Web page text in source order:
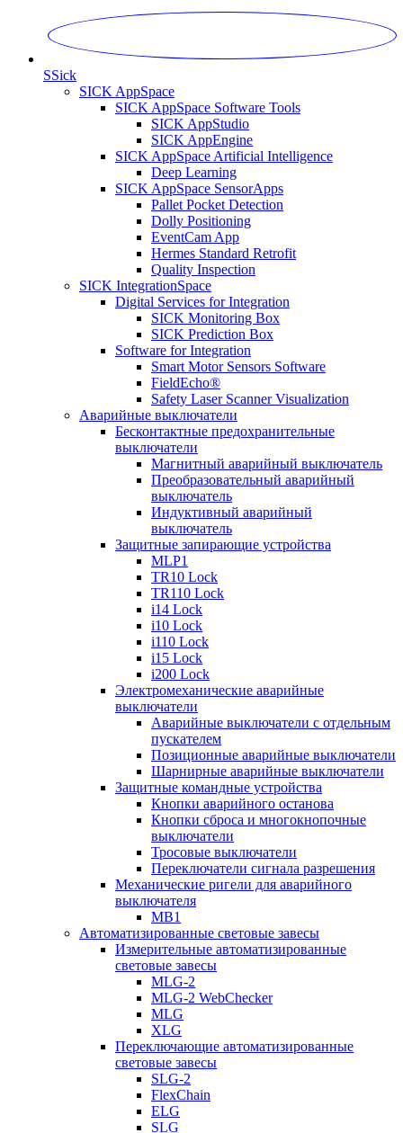
SSick
SICK AppSpace
SICK AppSpace Software Tools
SICK AppStudio
SICK AppEngine
SICK AppSpace Artificial Intelligence
Deep Learning
SICK AppSpace SensorApps
Pallet Pocket Detection
Dolly Positioning
EventCam App
Hermes Standard Retrofit
Quality Inspection
SICK IntegrationSpace
Digital Services for Integration
SICK Monitoring Box
SICK Prediction Box
Software for Integration
Smart Motor Sensors Software
FieldEcho®
Safety Laser Scanner Visualization
Аварийные выключатели
Бесконтактные предохранительные
выключатели
Магнитный аварийный выключатель
Преобразовательный аварийный
выключатель
Индуктивный аварийный
выключатель
Защитные запирающие устройства
MLP1
TR10 Lock
TR110 Lock
i14 Lock
i10 Lock
i110 Lock
i15 Lock
i200 Lock
Электромеханические аварийные
выключатели
Аварийные выключатели с отдельным
пускателем
Позиционные аварийные выключатели
Шарнирные аварийные выключатели
Защитные командные устройства
Кнопки аварийного останова
Кнопки сброса и многокнопочные
выключатели
Тросовые выключатели
Переключатели сигнала разрешения
Механические ригели для аварийного
выключателя
MB1
Автоматизированные световые завесы
Измерительные автоматизированные
световые завесы
MLG-2
MLG-2 WebChecker
MLG
XLG
Переключающие автоматизированные
световые завесы
SLG-2
FlexChain
ELG
SLG